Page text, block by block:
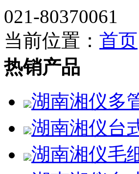
021-80370061
当前位置： 首页
热销产品
湖南湘仪多
湖南湘仪台
湖南湘仪毛